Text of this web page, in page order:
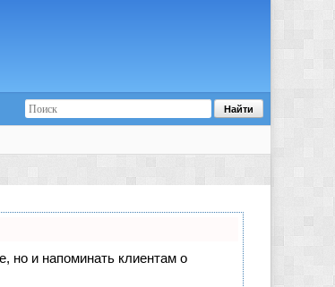
но и напоминать клиентам о